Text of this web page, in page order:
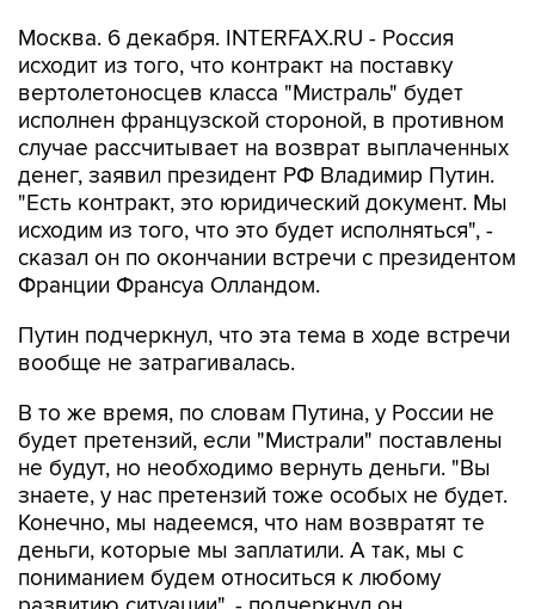
Москва. 6 декабря. INTERFAX.RU - Россия
исходит из того, что контракт на поставку
вертолетоносцев класса "Мистраль" будет
исполнен французской стороной, в противном
случае рассчитывает на возврат выплаченных
денег, заявил президент РФ Владимир Путин.
"Есть контракт, это юридический документ. Мы
исходим из того, что это будет исполняться", -
сказал он по окончании встречи с президентом
Франции Франсуа Олландом.
Путин подчеркнул, что эта тема в ходе встречи
вообще не затрагивалась.
В то же время, по словам Путина, у России не
будет претензий, если "Мистрали" поставлены
не будут, но необходимо вернуть деньги. "Вы
знаете, у нас претензий тоже особых не будет.
Конечно, мы надеемся, что нам возвратят те
деньги, которые мы заплатили. А так, мы с
пониманием будем относиться к любому